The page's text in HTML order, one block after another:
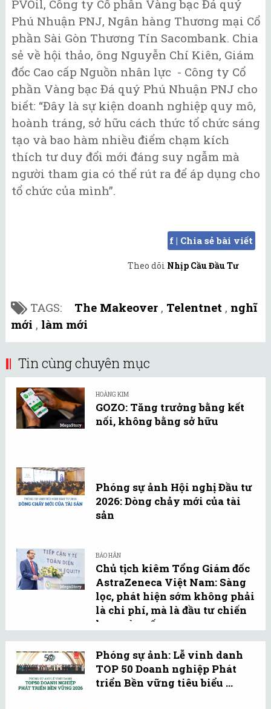
PVOil, Công ty Cổ phần Vàng bạc Đá quý
Phú Nhuận PNJ, Ngân hàng Thương mại Cổ
phần Sài Gòn Thương Tín Sacombank. Chia
sẻ về hội thảo, ông Nguyễn Chí Kiên, Giám
đốc Cao cấp Nguồn nhân lực - Công ty Cổ
phần Vàng bạc Đá quý Phú Nhuận PNJ cho
biết: “Đây là sự kiện doanh nghiệp quy mô,
hoành tráng, sở hữu cách thức tổ chức sáng
tạo và bao hàm nhiều điểm chạm kích
thích tư duy đổi mới đáng suy ngẫm mà
người tham gia có thể rút ra để áp dụng cho
tổ chức của mình”.
f | Chia sẻ bài viết
Theo dõi Nhịp Cầu Đầu Tư
TAGS: The Makeover , Telentnet , nghĩ
mới , làm mới
Tin cùng chuyên mục
HOÀNG KIM
GOZO: Tăng trưởng bằng kết
nối, không bằng sở hữu
Phóng sự ảnh Hội nghị Đầu tư
2026: Dòng chảy mới của tài
sản
BẢO HÂN
Chủ tịch kiêm Tổng Giám đốc
AstraZeneca Việt Nam: Sàng
lọc, phát hiện sớm không phải
là chi phí, mà là đầu tư chiến
lược vào vốn con ...
Phóng sự ảnh: Lễ vinh danh
TOP 50 Doanh nghiệp Phát
triển Bền vững tiêu biểu ...